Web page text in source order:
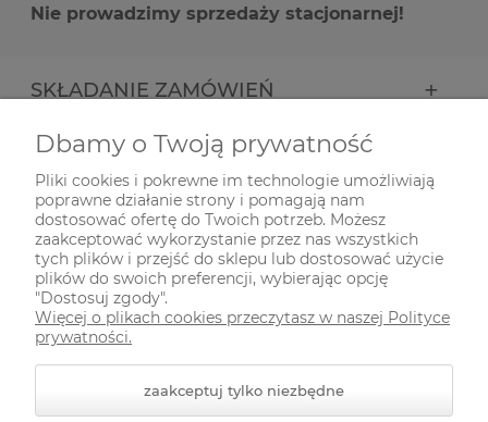
Nie prowadzimy sprzedaży stacjonarnej!
SKŁADANIE ZAMÓWIEŃ
INFORMACJE
ODWIEDŹ NAS NA
Dbamy o Twoją prywatność
Pliki cookies i pokrewne im technologie umożliwiają
poprawne działanie strony i pomagają nam
dostosować ofertę do Twoich potrzeb. Możesz
zaakceptować wykorzystanie przez nas wszystkich
tych plików i przejść do sklepu lub dostosować użycie
plików do swoich preferencji, wybierając opcję
"Dostosuj zgody".
Więcej o plikach cookies przeczytasz w naszej Polityce
prywatności.
zaakceptuj tylko niezbędne